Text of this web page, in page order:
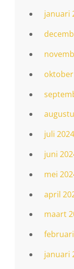
januari
juli 2024
juni
mei
april
maart
januari